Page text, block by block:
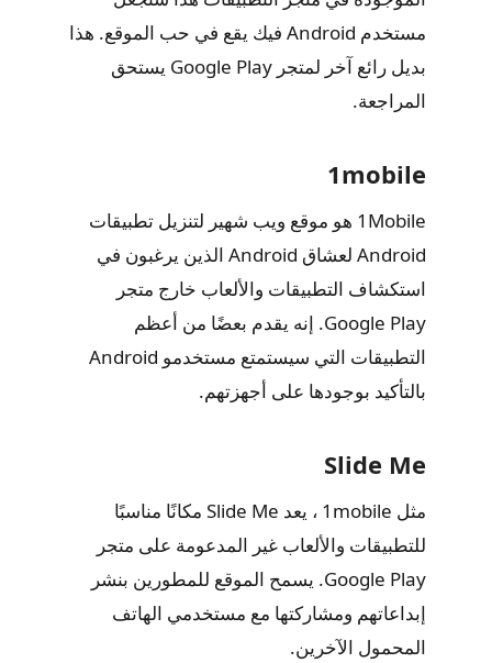
مستخدم Android فيك يقع في حب الموقع. هذا
بديل رائع آخر لمتجر Google Play يستحق
المراجعة.
1mobile
1Mobile هو موقع ويب شهير لتنزيل تطبيقات
Android لعشاق Android الذين يرغبون في
استكشاف التطبيقات والألعاب خارج متجر
Google Play. إنه يقدم بعضًا من أعظم
التطبيقات التي سيستمتع مستخدمو Android
بالتأكيد بوجودها على أجهزتهم.
Slide Me
مثل 1mobile ، يعد Slide Me مكانًا مناسبًا
للتطبيقات والألعاب غير المدعومة على متجر
Google Play. يسمح الموقع للمطورين بنشر
إبداعاتهم ومشاركتها مع مستخدمي الهاتف
المحمول الآخرين.